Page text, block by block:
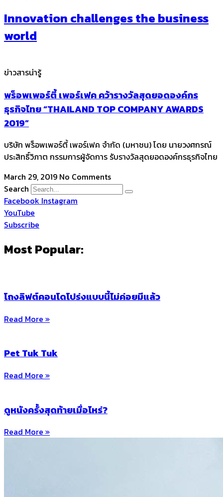
Innovation challenges the business
world
ข่าวสารน่ารู้
พร็อพเพอร์ตี้ เพอร์เฟค คว้ารางวัลสุดยอดองค์กร
ธุรกิจไทย “THAILAND TOP COMPANY AWARDS
2019”
บริษัท พร็อพเพอร์ตี้ เพอร์เฟค จำกัด (มหาชน) โดย นายวงศกรณ์
ประสิทธิ์วิภาต กรรมการผู้จัดการ รับรางวัลสุดยอดองค์กรธุรกิจไทย
March 29, 2019 No Comments
Search
Facebook Instagram
YouTube
Subscribe
Most Popular:
โถงลิฟต์คอนโดโปร่งแบบนี้ไม่ค่อยมีแล้ว
Read More »
Pet Tuk Tuk
Read More »
ดูหนังครั้งสุดท้ายเมื่อไหร่?
Read More »